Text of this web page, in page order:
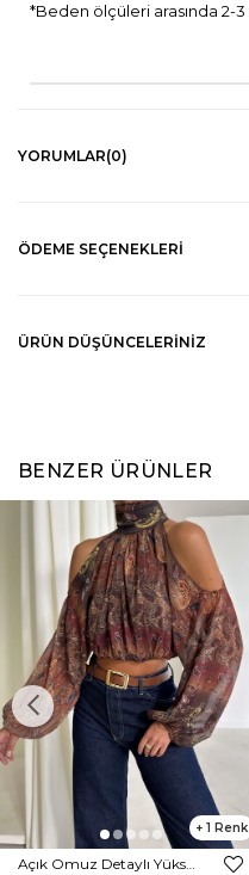
*Beden ölçüleri arasında 2-
YORUMLAR(0)
ÖDEME SEÇENEKLERI
ÜRÜN DÜŞÜNCELERINIZ
BENZER ÜRÜNLER
1